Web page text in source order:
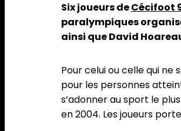
Six joueurs deCécifoot
paralympiques
ainsi que David
Pour celui ou celle qui
pour les personnes
s’adonner au sport le
en 2004. Les joueurs